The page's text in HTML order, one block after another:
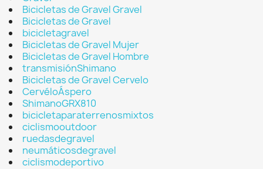
Bicicletas de Gravel Gravel
Bicicletas de Gravel
bicicletagravel
Bicicletas de Gravel Mujer
Bicicletas de Gravel Hombre
transmisiónShimano
Bicicletas de Gravel Cervelo
CervéloÁspero
ShimanoGRX810
bicicletaparaterrenosmixtos
ciclismooutdoor
ruedasdegravel
neumáticosdegravel
ciclismodeportivo